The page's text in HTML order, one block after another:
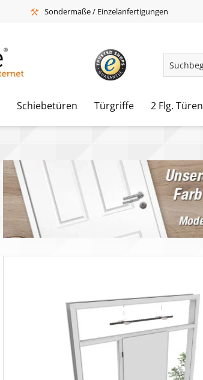
Sondermaße / Einzelanfertigungen
Schiebetüren Türgriffe 2 Flg. Türen